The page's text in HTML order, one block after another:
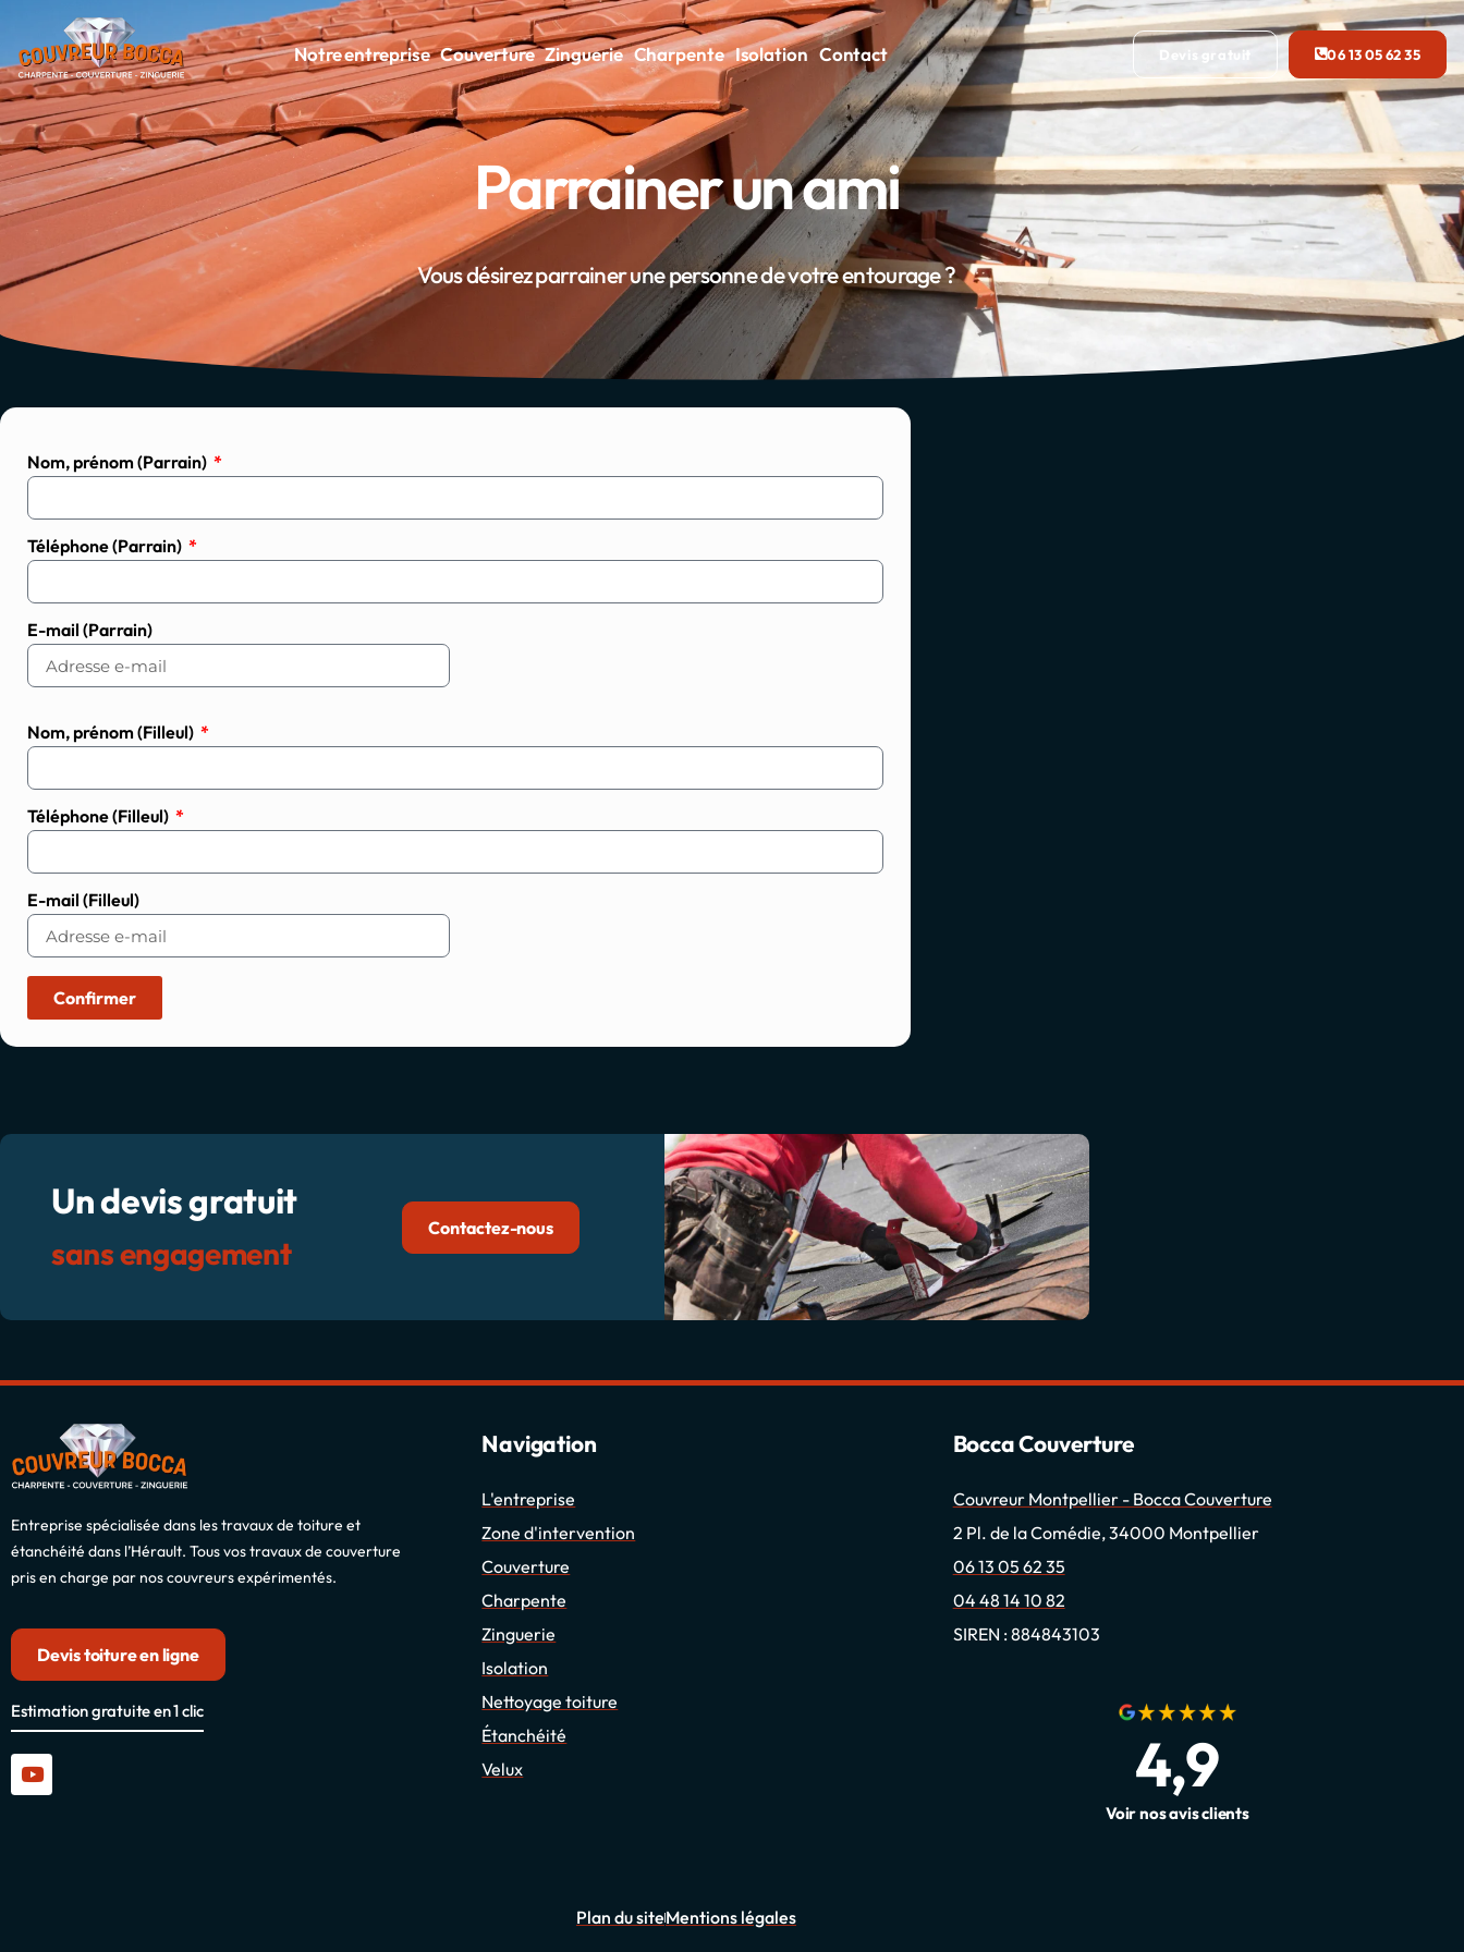
Notre entreprise Couverture Zinguerie Charpente Isolation Contact Devis gratuit 06 13 05 62 35
Parrainer un ami
Vous désirez parrainer une personne de votre entourage ?
Nom, prénom (Parrain)
Téléphone (Parrain)
E-mail (Parrain)
Nom, prénom (Filleul)
Téléphone (Filleul)
E-mail (Filleul)
Confirmer
Un devis gratuit
sans engagement
Contactez-nous
Entreprise spécialisée dans les travaux de toiture et
étanchéité dans l’Hérault. Tous vos travaux de couverture
pris en charge par nos couvreurs expérimentés.
Devis toiture en ligne
Estimation gratuite en 1 clic
Navigation
L'entreprise
Zone d'intervention
Couverture
Charpente
Zinguerie
Isolation
Nettoyage toiture
Étanchéité
Velux
Bocca Couverture
Couvreur Montpellier - Bocca Couverture
2 Pl. de la Comédie, 34000 Montpellier
06 13 05 62 35
04 48 14 10 82
SIREN : 884843103
4,9
Voir nos avis clients
Plan du siteMentions légales